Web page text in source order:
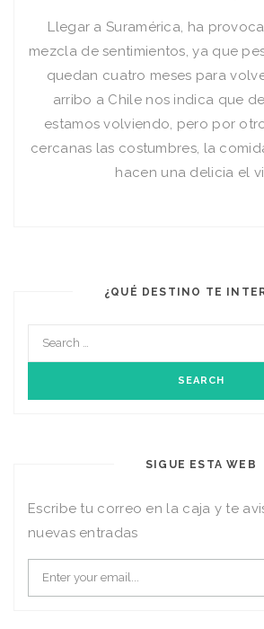
Llegar a Suramérica, ha
mezcla de sentimientos, ya que
quedan cuatro meses para
arribo a Chile nos indica que
estamos volviendo, pero por
cercanas las costumbres, la
hacen una delicia el
¿QUÉ DESTINO TE
SIGUE ESTA WEB
Escribe tu correo en la caja y te
nuevas entradas